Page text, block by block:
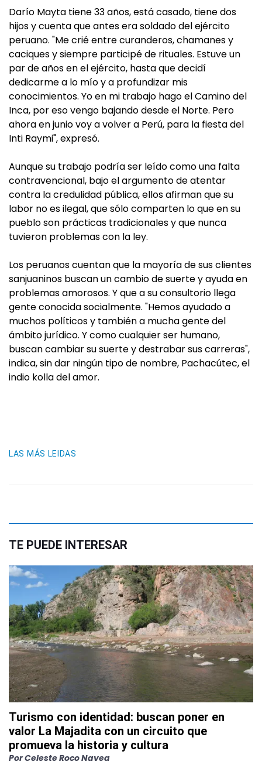
Darío Mayta tiene 33 años, está casado, tiene dos
hijos y cuenta que antes era soldado del ejército
peruano. "Me crié entre curanderos, chamanes y
caciques y siempre participé de rituales. Estuve un
par de años en el ejército, hasta que decidí
dedicarme a lo mío y a profundizar mis
conocimientos. Yo en mi trabajo hago el Camino del
Inca, por eso vengo bajando desde el Norte. Pero
ahora en junio voy a volver a Perú, para la fiesta del
Inti Raymi", expresó.
Aunque su trabajo podría ser leído como una falta
contravencional, bajo el argumento de atentar
contra la credulidad pública, ellos afirman que su
labor no es ilegal, que sólo comparten lo que en su
pueblo son prácticas tradicionales y que nunca
tuvieron problemas con la ley.
Los peruanos cuentan que la mayoría de sus clientes
sanjuaninos buscan un cambio de suerte y ayuda en
problemas amorosos. Y que a su consultorio llega
gente conocida socialmente. "Hemos ayudado a
muchos políticos y también a mucha gente del
ámbito jurídico. Y como cualquier ser humano,
buscan cambiar su suerte y destrabar sus carreras",
indica, sin dar ningún tipo de nombre, Pachacútec, el
indio kolla del amor.
LAS MÁS LEIDAS
TE PUEDE INTERESAR
Turismo con identidad: buscan poner en
valor La Majadita con un circuito que
promueva la historia y cultura
PorCeleste Roco Navea